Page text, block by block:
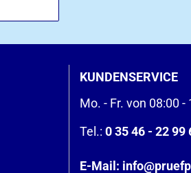
KUNDENSERVICE
Mo. - Fr. von 08:00 -
Tel.: 0 35 46 - 22 99
E-Mail: